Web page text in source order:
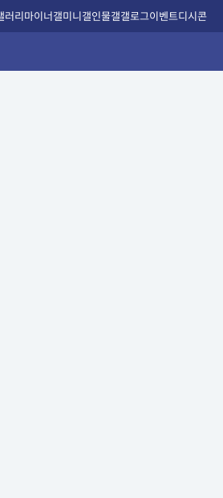
러리마이너갤미니갤인물갤갤로그이벤트디시콘